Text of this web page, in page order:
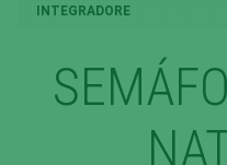
INTEGRADORE